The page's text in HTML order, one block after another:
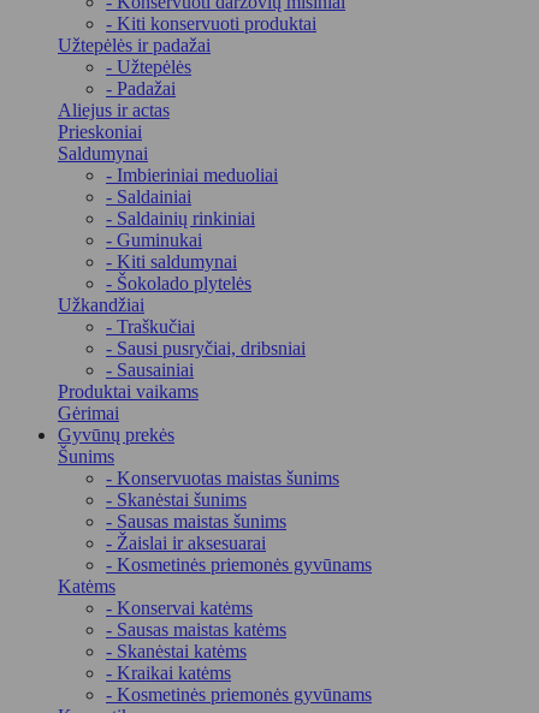
- Kiti konservuoti produktai
Užtepėlės ir padažai
- Užtepėlės
- Padažai
Aliejus ir actas
Prieskoniai
Saldumynai
- Imbieriniai meduoliai
- Saldainiai
- Saldainių rinkiniai
- Guminukai
- Kiti saldumynai
- Šokolado plytelės
Užkandžiai
- Traškučiai
- Sausi pusryčiai, dribsniai
- Sausainiai
Produktai vaikams
Gėrimai
Gyvūnų prekės
Šunims
- Konservuotas maistas šunims
- Skanėstai šunims
- Sausas maistas šunims
- Žaislai ir aksesuarai
- Kosmetinės priemonės gyvūnams
Katėms
- Konservai katėms
- Sausas maistas katėms
- Skanėstai katėms
- Kraikai katėms
- Kosmetinės priemonės gyvūnams